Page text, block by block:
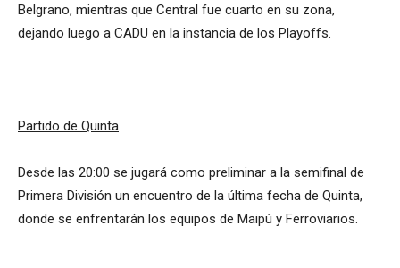
Belgrano, mientras que Central fue cuarto en su zona,
dejando luego a CADU en la instancia de los Playoffs.
Partido de Quinta
Desde las 20:00 se jugará como preliminar a la semifinal de
Primera División un encuentro de la última fecha de Quinta,
donde se enfrentarán los equipos de Maipú y Ferroviarios.